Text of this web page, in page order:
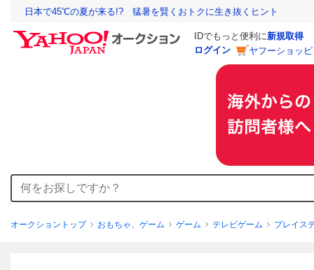
日本で45℃の夏が来る!? 猛暑を賢くおトクに生き抜くヒント
IDでもっと便利に新規取得
ログイン
ヤフーショッ
オークショントップ おもちゃ、ゲーム ゲーム テレビゲーム プレイス